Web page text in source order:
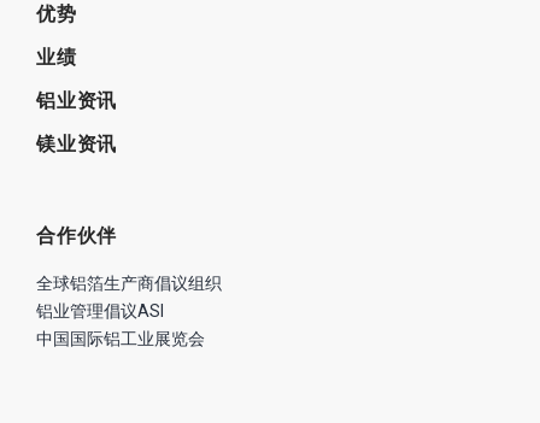
优势
业绩
铝业资讯
镁业资讯
合作伙伴
全球铝箔生产商倡议组织
铝业管理倡议ASI
中国国际铝工业展览会